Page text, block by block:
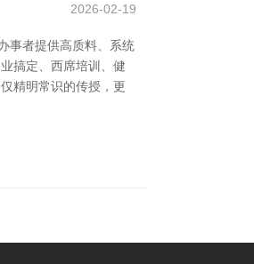
2026-02-19
事者提供高质料、系统
搞定、西席培训、健
精明常识的传授，更